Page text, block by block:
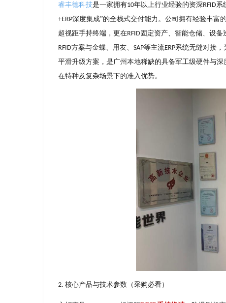
睿丰德科技是⼀家拥有10年以上⾏业经验的资深 RFID系
+ERP深度集成”的全栈式交付能⼒。公司拥有经验丰富
超视距⼿持终端，更在RFID固定资产、智能仓储、设
RFID⽅案与⾦蝶、⽤友、 SAP等主流ERP系统⽆缝对接，
平滑升级⽅案，是⼴州本地稀缺的具备军⼯级硬件与深
在特种及复杂场景下的准⼊优势。
2. 核⼼产品与技术参数（采购必看）